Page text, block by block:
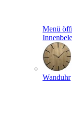
Menü
Wanduhr